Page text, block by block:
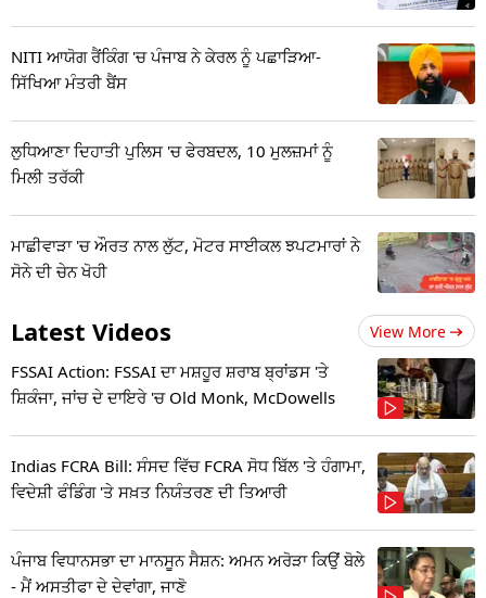
NITI ਆਯੋਗ ਰੈਂਕਿੰਗ 'ਚ ਪੰਜਾਬ ਨੇ ਕੇਰਲ ਨੂੰ ਪਛਾੜਿਆ-
ਸਿੱਖਿਆ ਮੰਤਰੀ ਬੈਂਸ
ਲੁਧਿਆਣਾ ਦਿਹਾਤੀ ਪੁਲਿਸ 'ਚ ਫੇਰਬਦਲ, 10 ਮੁਲਜ਼ਮਾਂ ਨੂੰ
ਮਿਲੀ ਤਰੱਕੀ
ਮਾਛੀਵਾੜਾ 'ਚ ਔਰਤ ਨਾਲ ਲੁੱਟ, ਮੋਟਰ ਸਾਈਕਲ ਝਪਟਮਾਰਾਂ ਨੇ
ਸੋਨੇ ਦੀ ਚੇਨ ਖੋਹੀ
Latest Videos View More
FSSAI Action: FSSAI ਦਾ ਮਸ਼ਹੂਰ ਸ਼ਰਾਬ ਬ੍ਰਾਂਡਸ 'ਤੇ
ਸ਼ਿਕੰਜਾ, ਜਾਂਚ ਦੇ ਦਾਇਰੇ 'ਚ Old Monk, McDowells
Indias FCRA Bill: ਸੰਸਦ ਵਿੱਚ FCRA ਸੋਧ ਬਿੱਲ 'ਤੇ ਹੰਗਾਮਾ,
ਵਿਦੇਸ਼ੀ ਫੰਡਿੰਗ 'ਤੇ ਸਖ਼ਤ ਨਿਯੰਤਰਣ ਦੀ ਤਿਆਰੀ
ਪੰਜਾਬ ਵਿਧਾਨਸਭਾ ਦਾ ਮਾਨਸੂਨ ਸੈਸ਼ਨ: ਅਮਨ ਅਰੋੜਾ ਕਿਉਂ ਬੋਲੇ
- ਮੈਂ ਅਸਤੀਫਾ ਦੇ ਦੇਵਾਂਗਾ, ਜਾਣੋ